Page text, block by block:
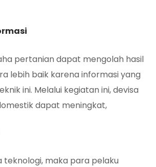
pertanian dapat mengolah hasil
lebih baik karena informasi yang
ini. Melalui kegiatan ini, devisa
dapat meningkat,
teknologi, maka para pelaku